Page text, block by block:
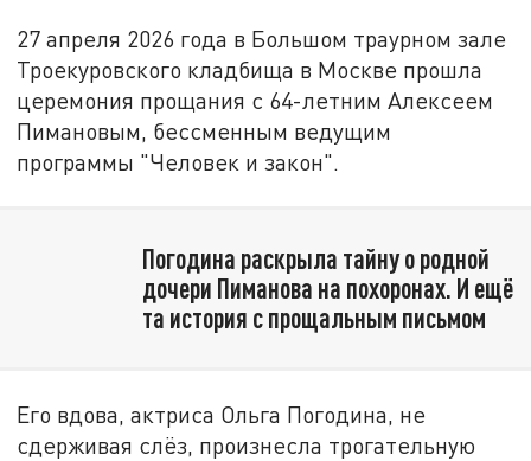
27 апреля 2026 года в Большом траурном зале
Троекуровского кладбища в Москве прошла
церемония прощания с 64-летним Алексеем
Пимановым, бессменным ведущим
программы "Человек и закон".
Погодина раскрыла тайну о родной
дочери Пиманова на похоронах. И ещё
та история с прощальным письмом
Его вдова, актриса Ольга Погодина, не
сдерживая слёз, произнесла трогательную